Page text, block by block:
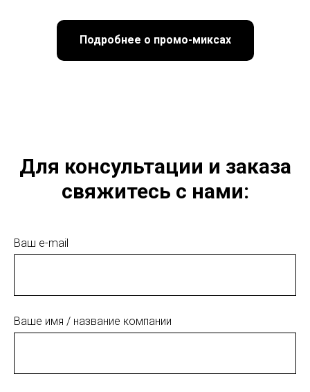
Подробнее о промо-миксах
Для консультации и заказа
свяжитесь с нами:
Ваш e-mail
Ваше имя / название компании